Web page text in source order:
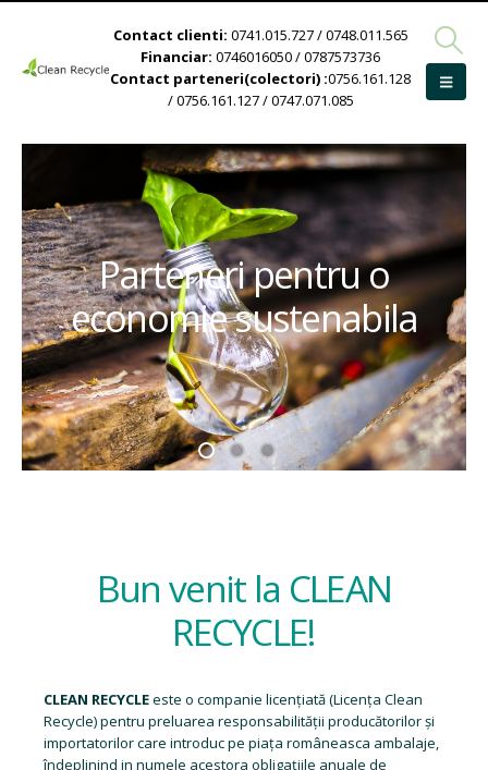
Contact clienti: 0741.015.727 / 0748.011.565
Financiar: 0746016050 / 0787573736
Contact parteneri(colectori) :0756.161.128
/ 0756.161.127 / 0747.071.085
Parteneri pentru o
economie sustenabila
Bun venit la CLEAN
RECYCLE!
CLEAN RECYCLEeste o companie licențiată (Licența Clean
Recycle) pentru preluarea responsabilității producătorilor și
importatorilor care introduc pe piața româneasca ambalaje,
îndeplinind in numele acestora obligațiile anuale de